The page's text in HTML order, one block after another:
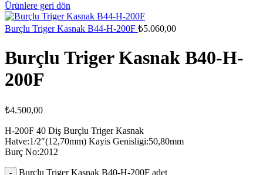
Ürünlere geri dön
Burçlu Triger Kasnak B44-H-200F ₺5.060,00
Burçlu Triger Kasnak B40-H-
200F
₺4.500,00
H-200F 40 Diş Burçlu Triger Kasnak
Hatve:1/2″(12,70mm) Kayis Genisligi:50,80mm
Burç No:2012
Burçlu Triger Kasnak B40-H-200F adet